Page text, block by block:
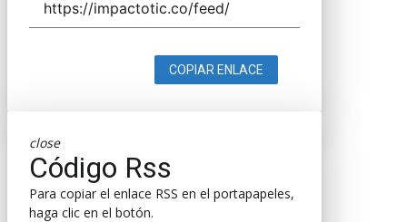
COPIAR ENLACE
close
Código Rss
Para copiar el enlace RSS en el portapapeles,
haga clic en el botón.